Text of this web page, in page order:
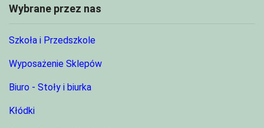
Wybrane przez nas
Szkoła i Przedszkole
Wyposażenie Sklepów
Biuro - Stoły i biurka
Kłódki